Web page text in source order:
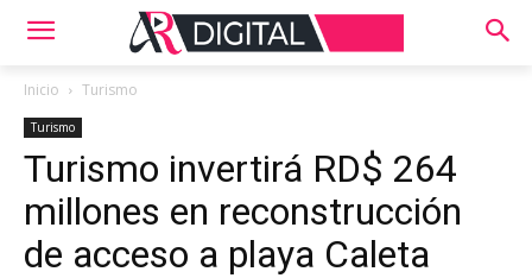
Inicio Turismo
Turismo
Turismo invertirá RD$ 264
millones en reconstrucción
de acceso a playa Caleta